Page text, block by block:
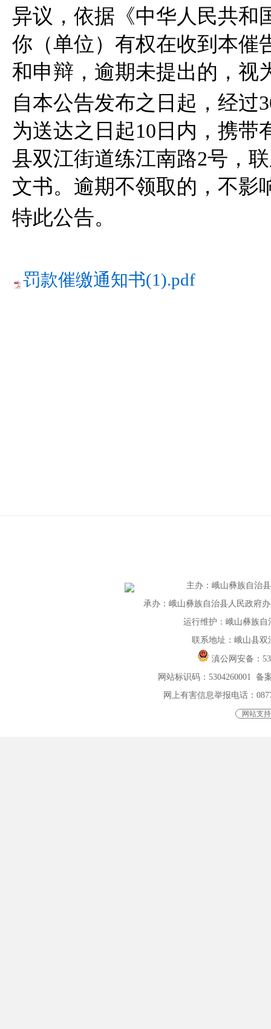
异议，依据《中华人民共和
你（单位）有权在收到本催
和申辩，逾期未提出的，视
自本公告发布之日起，经过
为送达之日起10日内，携带
县双江街道练江南路2号，
文书。逾期不领取的，不影
特此公告。
罚款催缴通知书(1).pdf
主办： 峨山彝族自治
承办：峨山彝族自治县人民政府
运行维护：峨山彝族自
联系地址：峨山县双
滇公网安备：
网站标识码：5304260001 备
网上有害信息举报电话：
网站支